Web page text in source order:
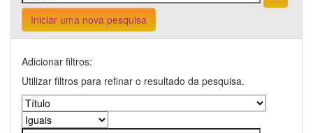
Iniciar uma nova pesquisa
Adicionar filtros:
Utilizar filtros para refinar o resultado da pesquisa.